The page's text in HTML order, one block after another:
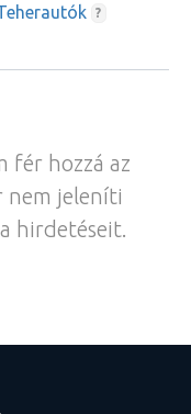
?
fér hozzá az
nem jeleníti
hirdetéseit.